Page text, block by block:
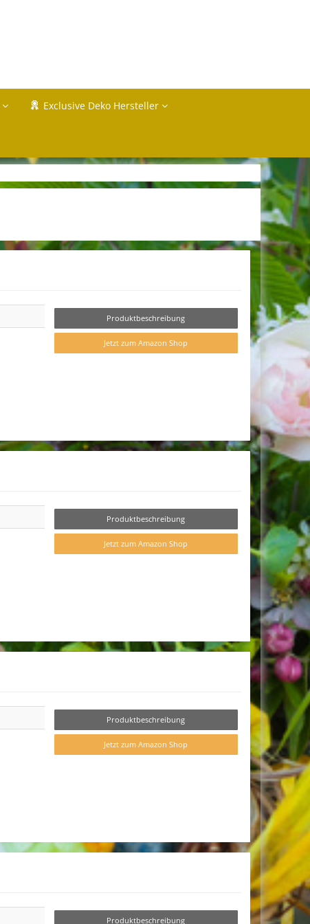
Exclusive Deko Hersteller
Produktbeschreibung
Jetzt zum Amazon Shop
Produktbeschreibung
Jetzt zum Amazon Shop
Produktbeschreibung
Jetzt zum Amazon Shop
Produktbeschreibung